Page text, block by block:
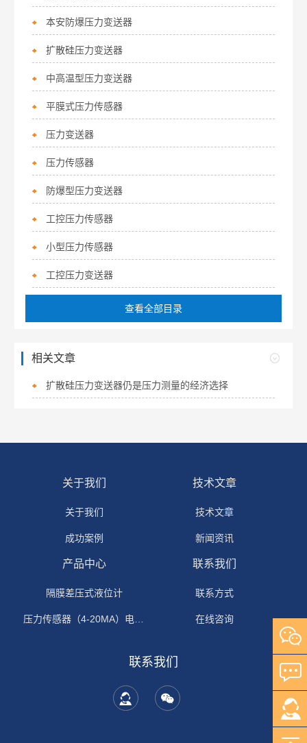
本安防爆压力变送器
扩散硅压力变送器
中高温型压力变送器
平膜式压力传感器
压力变送器
压力传感器
防爆型压力变送器
工控压力传感器
小型压力传感器
工控压力变送器
查看全部目录
相关文章
扩散硅压力变送器仍是压力测量的经济选择
关于我们
关于我们
成功案例
技术文章
技术文章
新闻资讯
产品中心
隔膜差压式液位计
压力传感器（4-20MA）电流输出
联系我们
联系方式
在线咨询
联系我们